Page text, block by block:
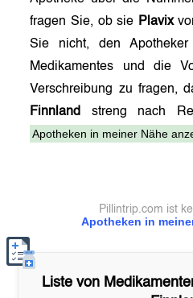
fragen Sie, ob sie Plavix
Sie nicht, den
Medikamentes und die
Verschreibung zu fragen,
Finnland
streng nach
Apotheken in meiner Nähe
Apotheken in
Pillintrip.com ist
Liste von